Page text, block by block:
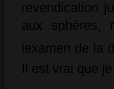
revendication
aux sphères,
lexamen de
Il est vrai que